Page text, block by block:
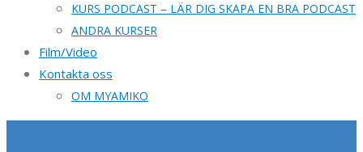
KURS PODCAST – LÄR DIG SKAPA EN BRA PODCAST
ANDRA KURSER
Film/Video
Kontakta oss
OM MYAMIKO